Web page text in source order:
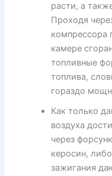
расти, а
Проходя
компрессора
камере
топливные
топлива,
гораздо
Как только
воздуха
через
керосин,
зажигания